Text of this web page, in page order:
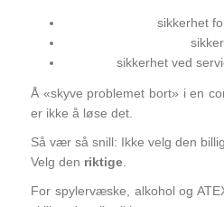
sikkerhet
sikkerhet ved
Å «skyve problemet bort» i en
er ikke å løse det.
Så vær så snill: Ikke velg den
Velg den riktige
For spylervæske, alkohol og